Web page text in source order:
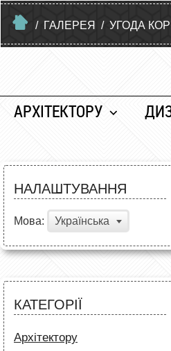
/ ГАЛЕРЕЯ / УГОДА
АРХІТЕКТОРУ
НАЛАШТУВАННЯ
Мова: Українська
КАТЕГОРІЇ
Архітектору